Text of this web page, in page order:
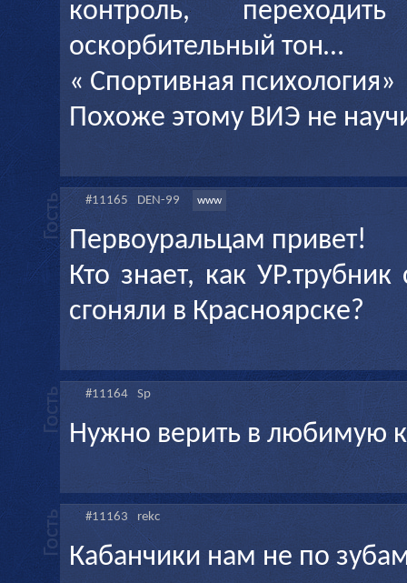
контроль,
оскорбительный тон…
« Спортивная психология»
Похоже этому ВИЭ не
#11165 DEN-99 www
Первоуральцам привет!
Кто знает, как
сгоняли в Красноярске?
#11164 Sp
Нужно верить в любимую
#11163 rekc
Кабанчики нам не по